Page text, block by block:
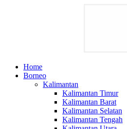
Home
Borneo
Kalimantan
Kalimantan Timur
Kalimantan Barat
Kalimantan Selatan
Kalimantan Tengah